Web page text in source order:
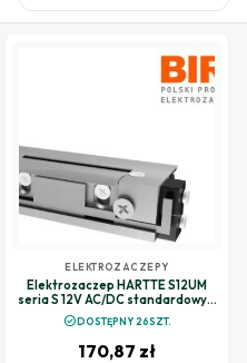
ELEKTROZACZEPY
Elektrozaczep HARTTE S12UM
seria S 12V AC/DC standardowy z
monitoringiem
check_circleDOSTĘPNY 26SZT.
170,87 zł